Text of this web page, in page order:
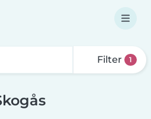
Filter 1